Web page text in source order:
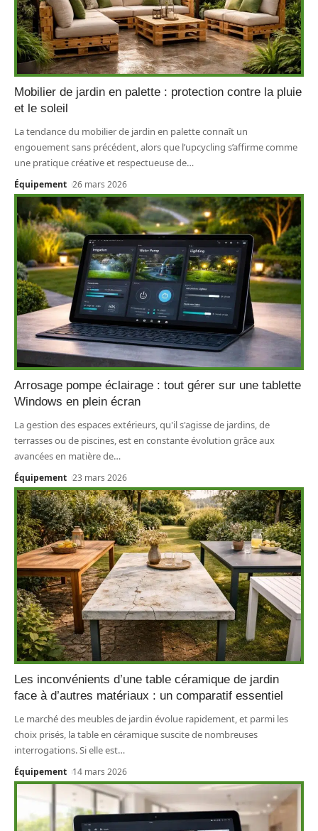
Mobilier de jardin en palette : protection contre la pluie
et le soleil
La tendance du mobilier de jardin en palette connaît un
engouement sans précédent, alors que l’upcycling s’affirme comme
une pratique créative et respectueuse de…
Équipement 26 mars 2026
Arrosage pompe éclairage : tout gérer sur une tablette
Windows en plein écran
La gestion des espaces extérieurs, qu'il s'agisse de jardins, de
terrasses ou de piscines, est en constante évolution grâce aux
avancées en matière de…
Équipement 23 mars 2026
Les inconvénients d’une table céramique de jardin
face à d’autres matériaux : un comparatif essentiel
Le marché des meubles de jardin évolue rapidement, et parmi les
choix prisés, la table en céramique suscite de nombreuses
interrogations. Si elle est…
Équipement 14 mars 2026